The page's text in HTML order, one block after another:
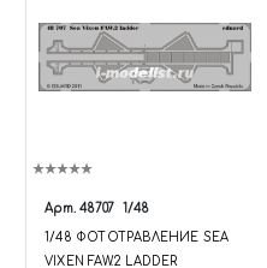
Арт. 48707 1/48
1/48 ФОТОТРАВЛЕНИЕ SEA
VIXEN FAW.2 LADDER